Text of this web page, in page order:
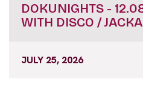
DOKUNIGHTS -
WITH DISCO /
JULY 25, 2026